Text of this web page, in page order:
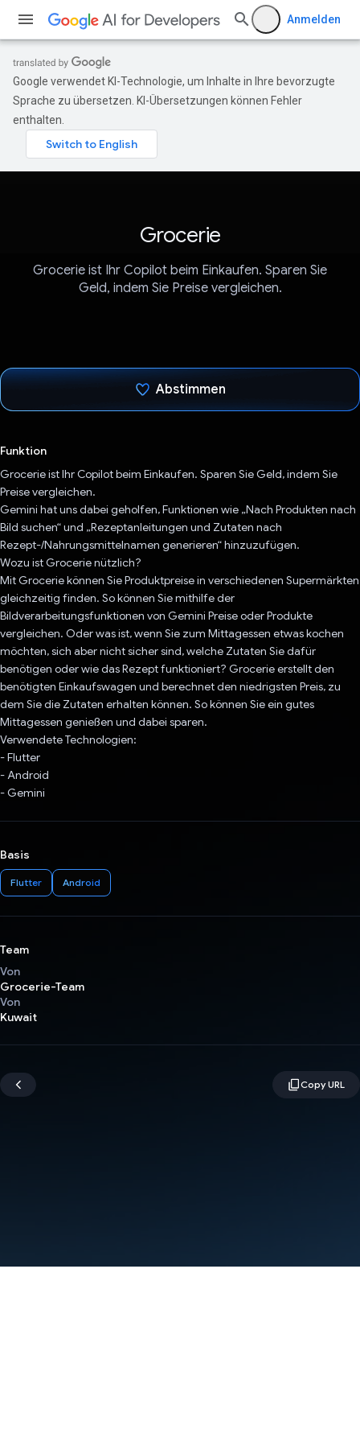
Anmelden
Google verwendet KI-Technologie, um Inhalte in Ihre bevorzugte
Sprache zu übersetzen. KI-Übersetzungen können Fehler
enthalten.
Grocerie
Grocerie ist Ihr Copilot beim Einkaufen. Sparen Sie
Geld, indem Sie Preise vergleichen.
Abstimmen
Funktion
Grocerie ist Ihr Copilot beim Einkaufen. Sparen Sie Geld, indem Sie
Preise vergleichen.
Gemini hat uns dabei geholfen, Funktionen wie „Nach Produkten nach
Bild suchen“ und „Rezeptanleitungen und Zutaten nach
Rezept-/Nahrungsmittelnamen generieren“ hinzuzufügen.
Wozu ist Grocerie nützlich?
Mit Grocerie können Sie Produktpreise in verschiedenen Supermärkten
gleichzeitig finden. So können Sie mithilfe der
Bildverarbeitungsfunktionen von Gemini Preise oder Produkte
vergleichen. Oder was ist, wenn Sie zum Mittagessen etwas kochen
möchten, sich aber nicht sicher sind, welche Zutaten Sie dafür
benötigen oder wie das Rezept funktioniert? Grocerie erstellt den
benötigten Einkaufswagen und berechnet den niedrigsten Preis, zu
dem Sie die Zutaten erhalten können. So können Sie ein gutes
Mittagessen genießen und dabei sparen.
Verwendete Technologien:
- Flutter
- Android
- Gemini
Basis
Flutter Android
Team
Von
Grocerie-Team
Von
Kuwait